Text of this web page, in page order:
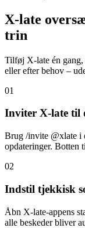
X-late
trin
Tilføj X-late én gang,
eller efter behov –
01
Inviter X-late til
Brug /invite @xlate i
opdateringer. Botten
02
Indstil tjekkisk
Åbn X-late-appens
alle beskeder bliver